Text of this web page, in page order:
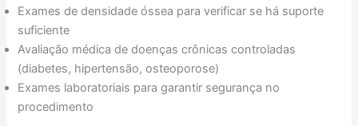
Exames de densidade óssea para verificar se há suporte
suficiente
Avaliação médica de doenças crônicas controladas
(diabetes, hipertensão, osteoporose)
Exames laboratoriais para garantir segurança no
procedimento